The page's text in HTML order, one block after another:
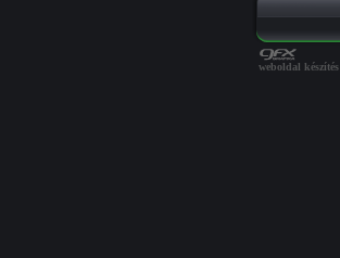
weboldal készítés